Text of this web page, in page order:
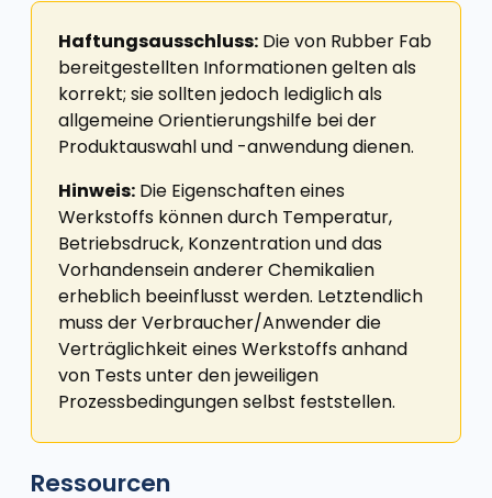
Haftungsausschluss: Die von Rubber Fab
bereitgestellten Informationen gelten als
korrekt; sie sollten jedoch lediglich als
allgemeine Orientierungshilfe bei der
Produktauswahl und -anwendung dienen.
Hinweis: Die Eigenschaften eines
Werkstoffs können durch Temperatur,
Betriebsdruck, Konzentration und das
Vorhandensein anderer Chemikalien
erheblich beeinflusst werden. Letztendlich
muss der Verbraucher/Anwender die
Verträglichkeit eines Werkstoffs anhand
von Tests unter den jeweiligen
Prozessbedingungen selbst feststellen.
Ressourcen